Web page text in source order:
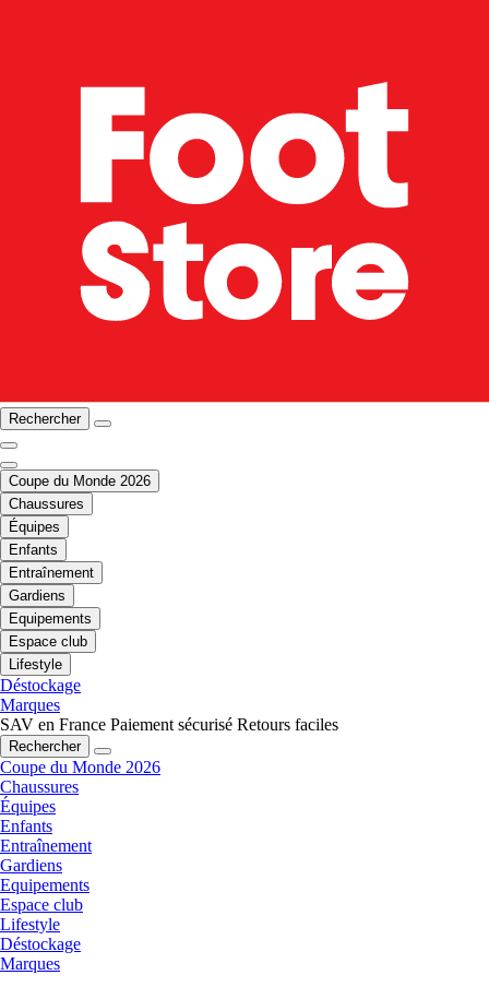
Rechercher
Coupe du Monde 2026
Chaussures
Équipes
Enfants
Entraînement
Gardiens
Equipements
Espace club
Lifestyle
Déstockage
Marques
SAV en France Paiement sécurisé Retours faciles
Rechercher
Coupe du Monde 2026
Chaussures
Équipes
Enfants
Entraînement
Gardiens
Equipements
Espace club
Lifestyle
Déstockage
Marques